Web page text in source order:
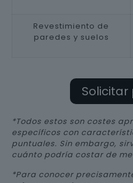
Revestimiento de
paredes y suelos
Solicitar
*Todos estos son costes
específicos con
puntuales. Sin embargo,
cuánto podría costar de
*Para conocer